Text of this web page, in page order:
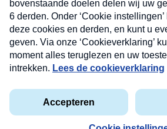
Privacyverklaring
Cookieverklaring
Kwetsbaarheid melden
Copyright © 2026 MAX Vandaag - Omroep
Nieuwsbrief
Neem hier een gratis abonnement
nieuwsbrief. Elke vrijdag- en